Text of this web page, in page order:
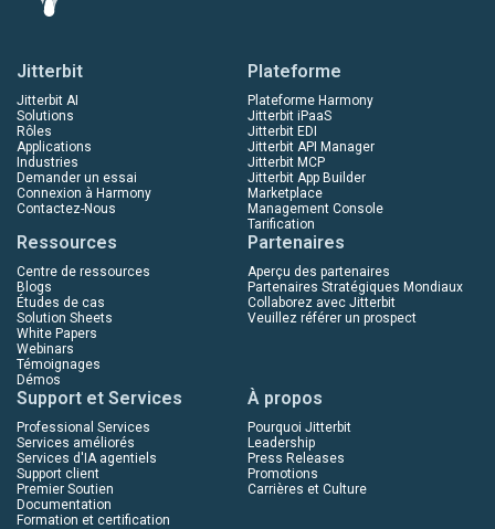
Jitterbit
Jitterbit AI
Solutions
Rôles
Applications
Industries
Demander un essai
Connexion à Harmony
Contactez-Nous
Plateforme
Plateforme Harmony
Jitterbit iPaaS
Jitterbit EDI
Jitterbit API Manager
Jitterbit MCP
Jitterbit App Builder
Marketplace
Management Console
Tarification
Ressources
Centre de ressources
Blogs
Études de cas
Solution Sheets
White Papers
Webinars
Témoignages
Démos
Partenaires
Aperçu des partenaires
Partenaires Stratégiques Mondiaux
Collaborez avec Jitterbit
Veuillez référer un prospect
Support et Services
Professional Services
Services améliorés
Services d'IA agentiels
Support client
Premier Soutien
Documentation
Formation et certification
À propos
Pourquoi Jitterbit
Leadership
Press Releases
Promotions
Carrières et Culture